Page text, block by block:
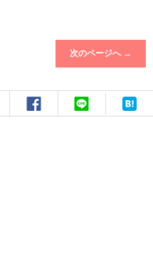
次のページへ →